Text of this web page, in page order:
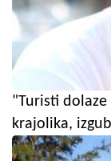
"Turisti
krajolika,